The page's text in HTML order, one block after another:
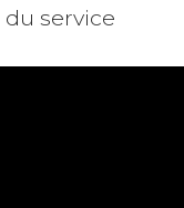
du service